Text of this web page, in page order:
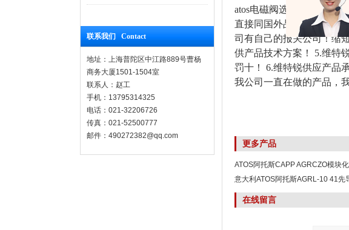
联系我们 Contact
地址：上海普陀区中江路889号曹杨
商务大厦1501-1504室
联系人：赵工
手机：13795314325
电话：021-32206726
传真：021-52500777
邮件：490272382@qq.com
atos电磁阀选择上海维特
直接同国外品牌原厂合作
司有自己的报关公司！缩
供产品技术方案！ 5.维特
罚十！ 6.维特锐供应产品
我公司一直在做的产品，
更多产品
ATOS阿托斯CAPP AGRCZO模块
意大利ATOS阿托斯AGRL-10 41先
在线留言